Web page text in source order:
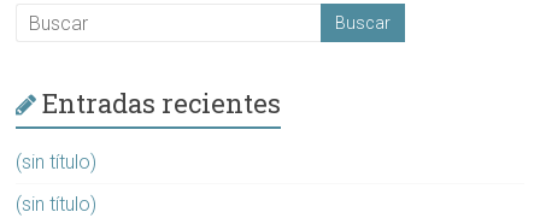
Entradas recientes
(sin título)
(sin título)